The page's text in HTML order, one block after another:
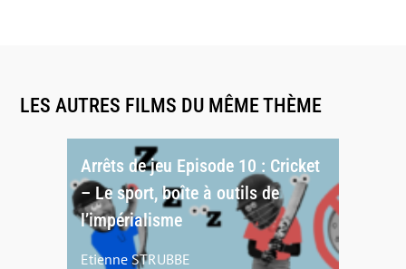
LES AUTRES FILMS DU MÊME THÈME
Arrêts de jeu Episode 10 : Cricket
– Le sport, boîte à outils de
l’impérialisme
Etienne STRUBBE